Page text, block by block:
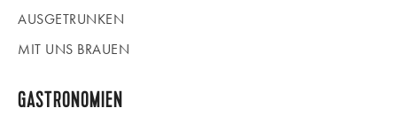
AUSGETRUNKEN
MIT UNS BRAUEN
GASTRONOMIEN